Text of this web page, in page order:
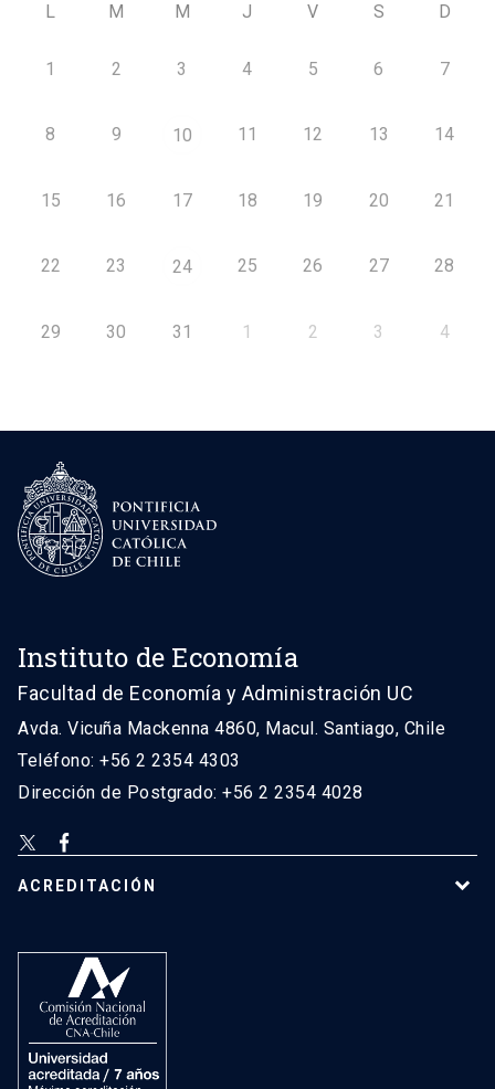
L M M J V S D
1 2 3 4 5 6 7
8 9 10 11 12 13 14
15 16 17 18 19 20 21
22 23 24 25 26 27 28
29 30 31 1 2 3 4
Instituto de Economía
Facultad de Economía y Administración UC
Avda. Vicuña Mackenna 4860, Macul. Santiago, Chile
Teléfono: +56 2 2354 4303
Dirección de Postgrado: +56 2 2354 4028
ACREDITACIÓN